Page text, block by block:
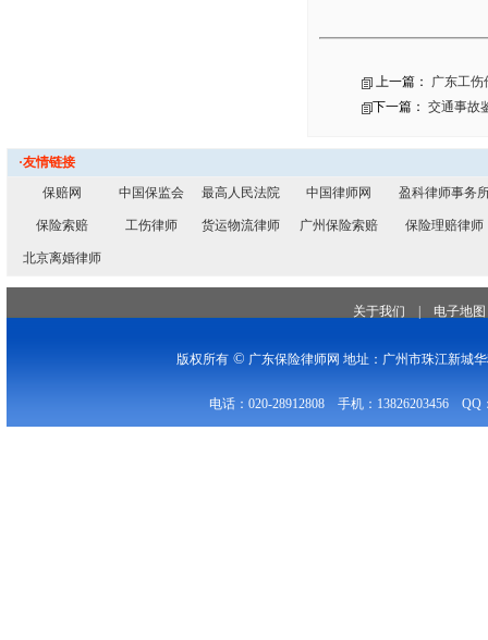
上一篇：
广东工伤
下一篇： 交通事故
·友情链接
保赔网
中国保监会 最高人民法院 中国律师网 盈科律师事务
保险索赔 工伤律师 货运物流律师 广州保险索赔 保险理赔律师
北京离婚律师
关于我们 电子地图
版权所有© 广东保险律师网 地址：广州市珠江新城
电话：020-28912808 手机：13826203456